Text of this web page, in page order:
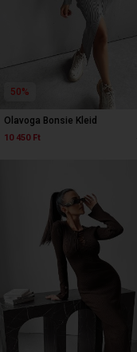
50%
Olavoga Bonsie Kleid
10 450 Ft